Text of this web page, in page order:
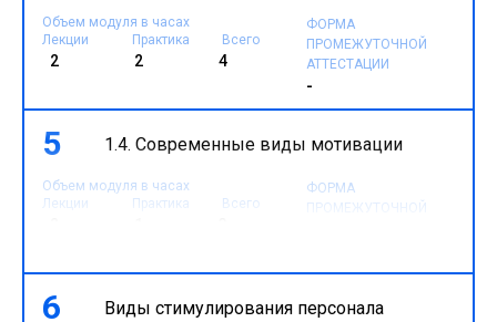
Объем модуля в часах
Лекции
Практика Всего
2 2 4
ФОРМА
ПРОМЕЖУТОЧНОЙ
АТТЕСТАЦИИ
-
5 1.4. Современные виды мотивации
Объем модуля в часах
Лекции
Практика Всего
ФОРМА
ПРОМЕЖУТОЧНОЙ
6 Виды стимулирования персонала